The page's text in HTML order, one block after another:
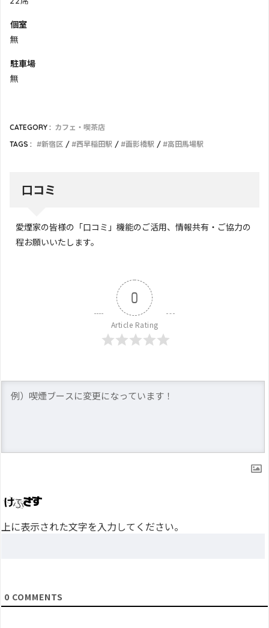
個室
無
駐車場
無
CATEGORY : カフェ・喫茶店
TAGS :
新宿区 西早稲田駅 面影橋駅 高田馬場駅
口コミ
愛煙家の皆様の「口コミ」機能のご活用、情報共有・ご協力の
程お願いいたします。
0
Article Rating
上に表示された文字を入力してください。
0 COMMENTS